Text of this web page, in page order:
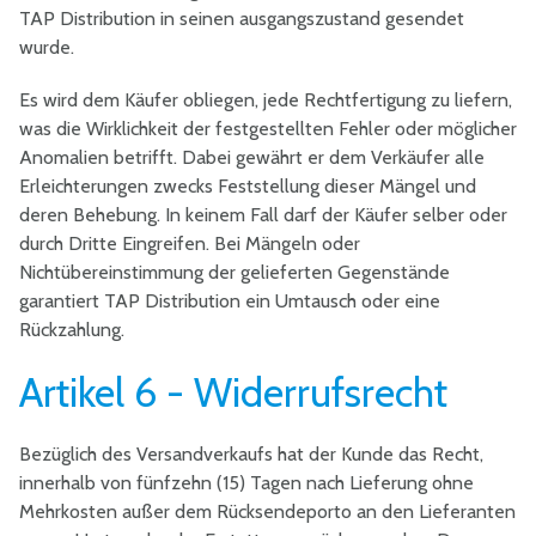
TAP Distribution in seinen ausgangszustand gesendet
wurde.
Es wird dem Käufer obliegen, jede Rechtfertigung zu liefern,
was die Wirklichkeit der festgestellten Fehler oder möglicher
Anomalien betrifft. Dabei gewährt er dem Verkäufer alle
Erleichterungen zwecks Feststellung dieser Mängel und
deren Behebung. In keinem Fall darf der Käufer selber oder
durch Dritte Eingreifen. Bei Mängeln oder
Nichtübereinstimmung der gelieferten Gegenstände
garantiert TAP Distribution ein Umtausch oder eine
Rückzahlung.
Artikel 6 - Widerrufsrecht
Bezüglich des Versandverkaufs hat der Kunde das Recht,
innerhalb von fünfzehn (15) Tagen nach Lieferung ohne
Mehrkosten außer dem Rücksendeporto an den Lieferanten